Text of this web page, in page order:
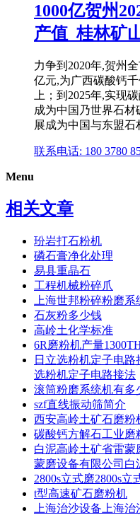
1000亿贺州
产值_桂林矿
力争到2020年,贺州
亿元,为广西碳酸钙
上；到2025年,实现
成为中国乃世界石
展成为中国与东盟石
联系电话: 180 3780
Menu
相关文章
玢岩打石粉机
磷石膏净化处理
易县重晶石
工程机械粉碎爪
上海世邦粉碎粉磨系
石灰粉多少钱
高岭土化学标准
6R磨粉机产量
日立选粉机定子电
选粉机定子电路接法
滚筒粉磨系统机有多
szf直线振动筛简介
西安高岭土矿石磨粉
碳酸钙方解石工业磨
白泥高岭土矿省雷
蒙磨设备有限公司白
2800s立式磨2800s立
t型高速矿石磨粉机
上海治沙设备上海